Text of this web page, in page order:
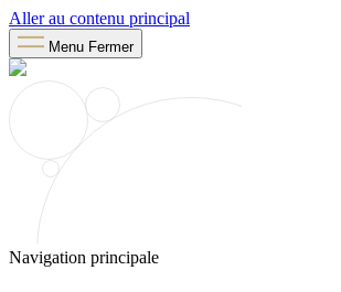
Aller au contenu principal
Menu Fermer
Navigation principale